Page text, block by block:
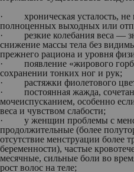
· хроническая усталость, не
полноценных выходных или
· резкие колебания веса —
снижение массы тела без
прежнего рациона и уровня
· появление «жирового
сохранении тонких ног и рук;
· растяжки фиолетового
· постоянная жажда,
мочеиспусканием, особенно
веса и чувством слабости;
·
у женщин проблемы с
продолжительные (более
отсутствие менструации более
беременности), частые
месячные, сильные боли во
рост волос на теле;